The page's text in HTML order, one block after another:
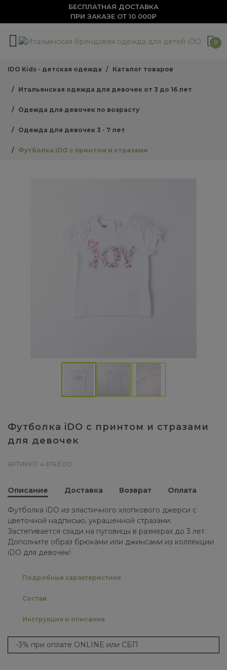
БЕСПЛАТНАЯ ДОСТАВКА
ПРИ ЗАКАЗЕ ОТ 10 000₽
0
IDO Kids - детская одежда Каталог товаров
Итальянская одежда для девочек от 3 до 16 лет
Одежда для девочек по возрасту
Одежда для девочек 3 - 7 лет
Футболка iDO с принтом и стразами
Футболка iDO с принтом и стразами
для девочек
АРТИКУЛ: 4.6743.00
Описание Доставка Возврат Оплата
Футболка iDO из эластичного хлопкового джерси с
цветочной надписью, украшенной стразами.
Застегивается сзади на пуговицы в размерах до 3 лет.
Дополните образ брюками или джинсами из коллекции
iDO для девочек!
Подробные характеристики
Состав
Инструкция и описание
-3% при оплате ONLINE или СБП